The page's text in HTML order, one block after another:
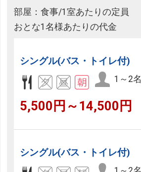
部屋：食事/1室あたりの定員
おとな1名様あたりの代金
シングル(バス・トイレ付)
1～2名
5,500円～14,500円
シングル(バス・トイレ付)